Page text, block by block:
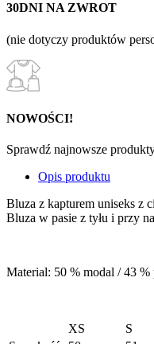
30DNI NA ZWROT
(nie dotyczy produktów
NOWOŚCI!
Sprawdź najnowsze
Opis produktu
Bluza z kapturem uniseks z
Bluza w pasie z tyłu i przy
Material: 50 % modal / 43 %
XS S